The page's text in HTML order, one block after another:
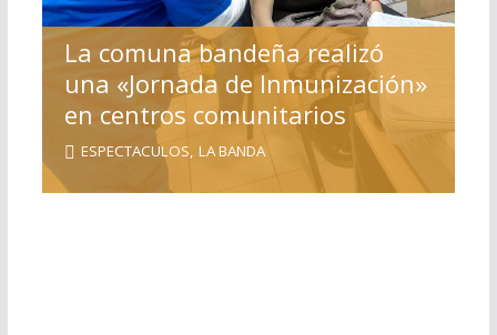
La comuna bandeña realizó
una «Jornada de Inmunización»
en centros comunitarios
ESPECTACULOS, LA BANDA